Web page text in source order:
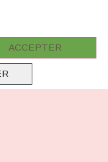
ACCEPTER